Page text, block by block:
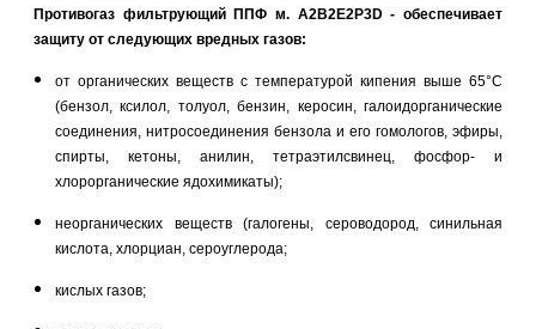
Противогаз фильтрующий ППФ м. А2В2Е2Р3D - обеспечивает
защиту от следующих вредных газов:
от органических веществ с температурой кипения выше 65°С
(бензол, ксилол, толуол, бензин, керосин, галоидорганические
соединения, нитросоединения бензола и его гомологов, эфиры,
спирты, кетоны, анилин, тетраэтилсвинец, фосфор- и
хлорорганические ядохимикаты);
неорганических веществ (галогены, сероводород, синильная
кислота, хлорциан, сероуглерода;
кислых газов;